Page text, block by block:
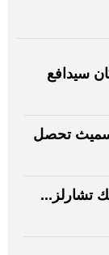
سيدافع
سميث تحصل
تشارلز...